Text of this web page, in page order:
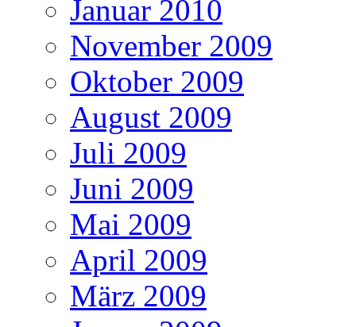
Januar 2010
November 2009
Oktober 2009
August 2009
Juli 2009
Juni 2009
Mai 2009
April 2009
März 2009